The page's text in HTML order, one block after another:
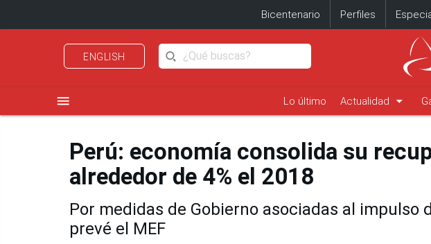
Bicentenario Perfiles
ENGLISH
menu Lo último Actualidad arrow_drop_down
Perú: economía consolida su
alrededor de 4% el 2018
Por medidas de Gobierno asociadas al impulso
prevé el MEF